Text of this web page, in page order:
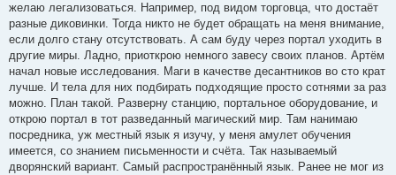
желаю легализоваться. Например, под видом торговца, что достаёт
разные диковинки. Тогда никто не будет обращать на меня внимание,
если долго стану отсутствовать. А сам буду через портал уходить в
другие миры. Ладно, приоткрою немного завесу своих планов. Артём
начал новые исследования. Маги в качестве десантников во сто крат
лучше. И тела для них подбирать подходящие просто сотнями за раз
можно. План такой. Разверну станцию, портальное оборудование, и
открою портал в тот разведанный магический мир. Там нанимаю
посредника, уж местный язык я изучу, у меня амулет обучения
имеется, со знанием письменности и счёта. Так называемый
дворянский вариант. Самый распространённый язык. Ранее не мог из